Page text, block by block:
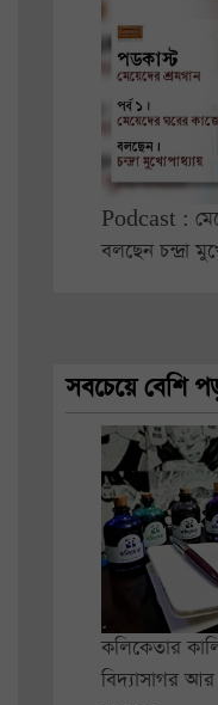
Podcast :
বলছেন চন্দ্রা
সবচেয়ে বেশি
কলিকেতার
বিদ্যাসাগর আর